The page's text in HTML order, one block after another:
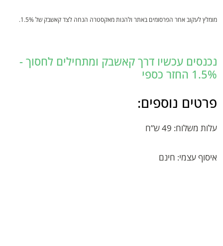
מומלץ לעקוב אחר הפרסומים באתר ולהנות מאקסטרה הנחה לצד קאשבק של 1.5%.
נכנסים עכשיו דרך קאשבק ומתחילים לחסוך -
1.5% החזר כספי
פרטים נוספים:
עלות משלוח: 49 ש”ח
איסוף עצמי: חינם